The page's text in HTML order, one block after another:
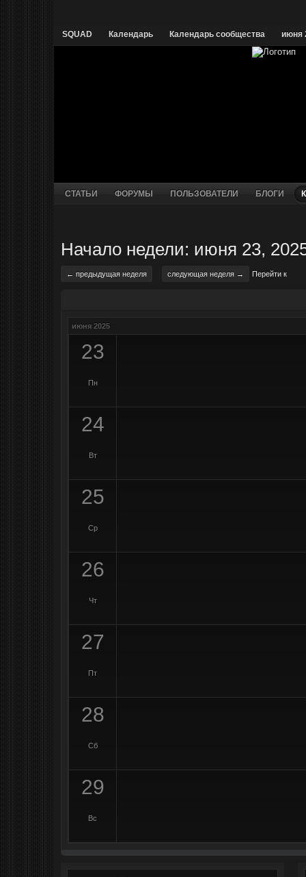
SQUAD Календарь Календарь сообщества июня
СТАТЬИ ФОРУМЫ ПОЛЬЗОВАТЕЛИ БЛОГИ
Начало недели: июня 23,
← предыдущая неделя следующая неделя → Перейти к
июня 2025
23
Пн
24
Вт
25
Ср
26
Чт
27
Пт
28
Сб
29
Вс